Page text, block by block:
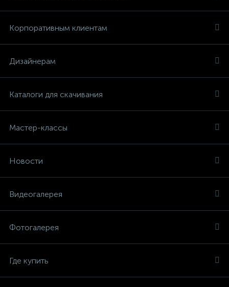
Корпоративным клиентам
Дизайнерам
Каталоги для скачивания
Мастер-классы
Новости
Видеогалерея
Фотогалерея
Где купить